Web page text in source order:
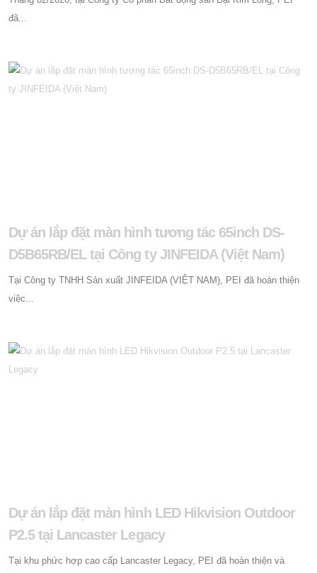
đã...
Dự án lắp đặt màn hình tương tác 65inch DS-
D5B65RB/EL tại Công ty JINFEIDA (Việt Nam)
Tại Công ty TNHH Sản xuất JINFEIDA (VIỆT NAM), PEI đã hoàn thiện
việc...
Dự án lắp đặt màn hình LED Hikvision Outdoor
P2.5 tại Lancaster Legacy
Tại khu phức hợp cao cấp Lancaster Legacy, PEI đã hoàn thiện và